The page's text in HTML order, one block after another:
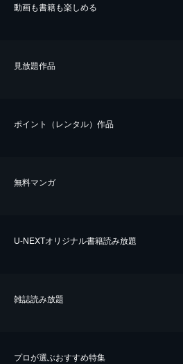
動画も書籍も楽しめる
⾒放題作品
ポイント（レンタル）作品
無料マンガ
U-NEXTオリジナル書籍読み放題
雑誌読み放題
プロが選ぶおすすめ特集